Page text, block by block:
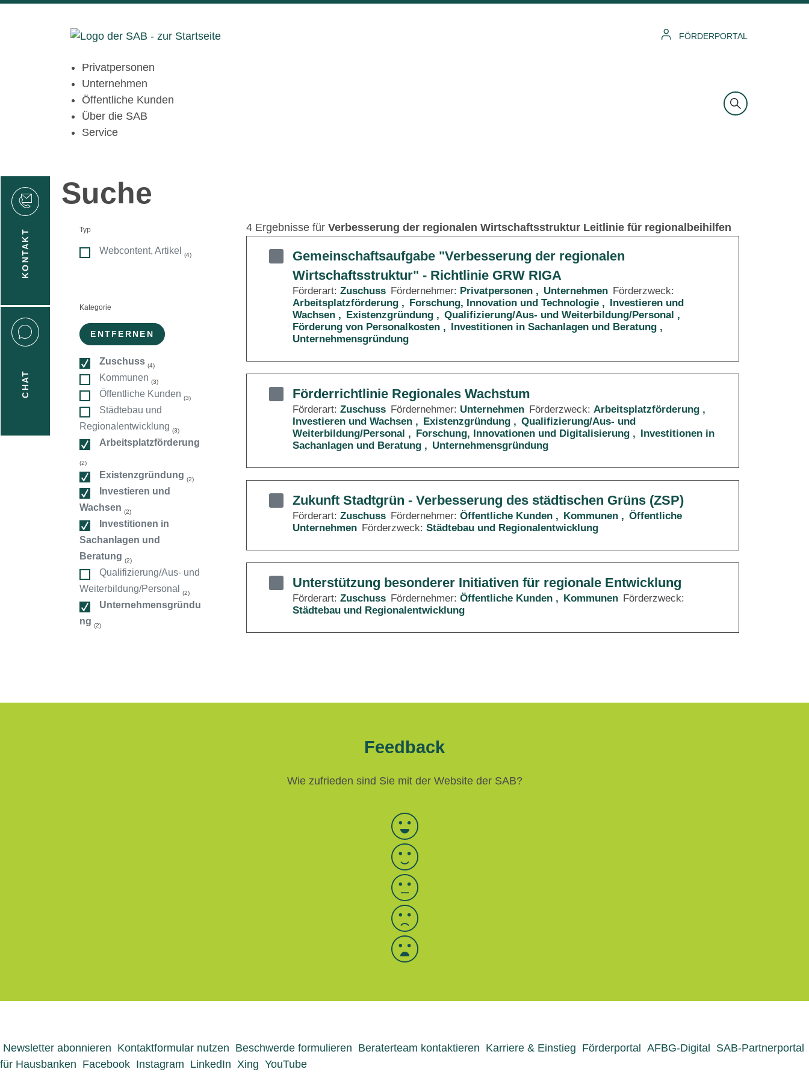
FÖRDERPORTAL
Privatpersonen
Unternehmen
Öffentliche Kunden
Über die SAB
Service
KONTAKT
CHAT
Suche
Typ
Webcontent, Artikel (4)
Kategorie
ENTFERNEN
Zuschuss (4)
Kommunen (3)
Öffentliche Kunden (3)
Städtebau und
Regionalentwicklung (3)
Arbeitsplatzförderung
(2)
Existenzgründung (2)
Investieren und
Wachsen (2)
Investitionen in
Sachanlagen und
Beratung (2)
Qualifizierung/Aus- und
Weiterbildung/Personal
(2)
Unternehmensgründu
ng (2)
4 Ergebnisse für Verbesserung der regionalen Wirtschaftsstruktur Leitlinie für regionalbeihilfen
Gemeinschaftsaufgabe "Verbesserung der regionalen
Wirtschaftsstruktur" - Richtlinie GRW RIGA
Förderart: Zuschuss Fördernehmer: Privatpersonen Unternehmen Förderzweck:
Arbeitsplatzförderung
Forschung, Innovation und Technologie
Investieren und
Wachsen
Existenzgründung
Qualifizierung/Aus- und Weiterbildung/Personal
Förderung von Personalkosten
Investitionen in Sachanlagen und Beratung
Unternehmensgründung
Förderrichtlinie Regionales Wachstum
Förderart: Zuschuss Fördernehmer: Unternehmen Förderzweck: Arbeitsplatzförderung
Investieren und Wachsen
Existenzgründung
Qualifizierung/Aus- und
Weiterbildung/Personal
Forschung, Innovationen und Digitalisierung
Investitionen in
Sachanlagen und Beratung
Unternehmensgründung
Zukunft Stadtgrün - Verbesserung des städtischen Grüns (ZSP)
Förderart: Zuschuss Fördernehmer: Öffentliche Kunden Kommunen
Öffentliche
Unternehmen Förderzweck: Städtebau und Regionalentwicklung
Unterstützung besonderer Initiativen für regionale Entwicklung
Förderart: Zuschuss Fördernehmer: Öffentliche Kunden Kommunen Förderzweck:
Städtebau und Regionalentwicklung
Feedback
Wie zufrieden sind Sie mit der Website der SAB?
Bewertung auswählen
Newsletter abonnieren Kontaktformular nutzen Beschwerde formulieren Beraterteam kontaktieren Karriere & Einstieg Förderportal AFBG-Digital SAB-Partnerportal
für Hausbanken Facebook Instagram LinkedIn Xing YouTube